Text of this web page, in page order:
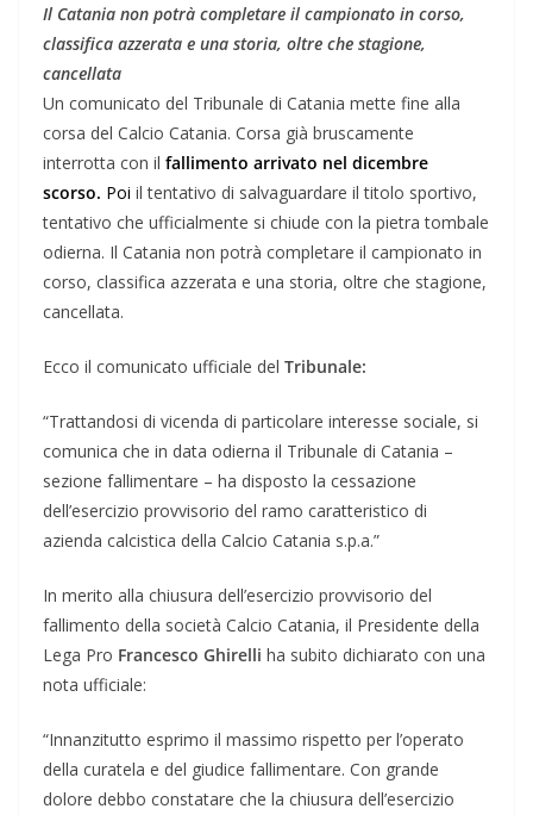
Il Catania non potrà completare il campionato in corso,
classifica azzerata e una storia, oltre che stagione,
cancellata
Un comunicato del Tribunale di Catania mette fine alla
corsa del Calcio Catania. Corsa già bruscamente
interrotta con il fallimento arrivato nel dicembre
scorso. Poi il tentativo di salvaguardare il titolo sportivo,
tentativo che ufficialmente si chiude con la pietra tombale
odierna. Il Catania non potrà completare il campionato in
corso, classifica azzerata e una storia, oltre che stagione,
cancellata.
Ecco il comunicato ufficiale del Tribunale:
“Trattandosi di vicenda di particolare interesse sociale, si
comunica che in data odierna il Tribunale di Catania –
sezione fallimentare – ha disposto la cessazione
dell’esercizio provvisorio del ramo caratteristico di
azienda calcistica della Calcio Catania s.p.a.”
In merito alla chiusura dell’esercizio provvisorio del
fallimento della società Calcio Catania, il Presidente della
Lega Pro Francesco Ghirelli ha subito dichiarato con una
nota ufficiale:
“Innanzitutto esprimo il massimo rispetto per l’operato
della curatela e del giudice fallimentare. Con grande
dolore debbo constatare che la chiusura dell’esercizio